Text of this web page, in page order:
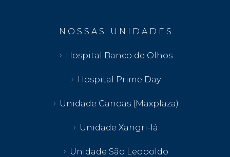
N O S S A S U N I D A D E S
Hospital Banco de Olhos
Hospital Prime Day
Unidade Canoas (Maxplaza)
Unidade Xangri-lá
Unidade São Leopoldo